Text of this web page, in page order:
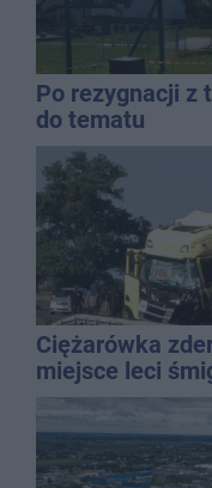
Po rezygnacji z
do tematu
Ciężarówka
miejsce leci